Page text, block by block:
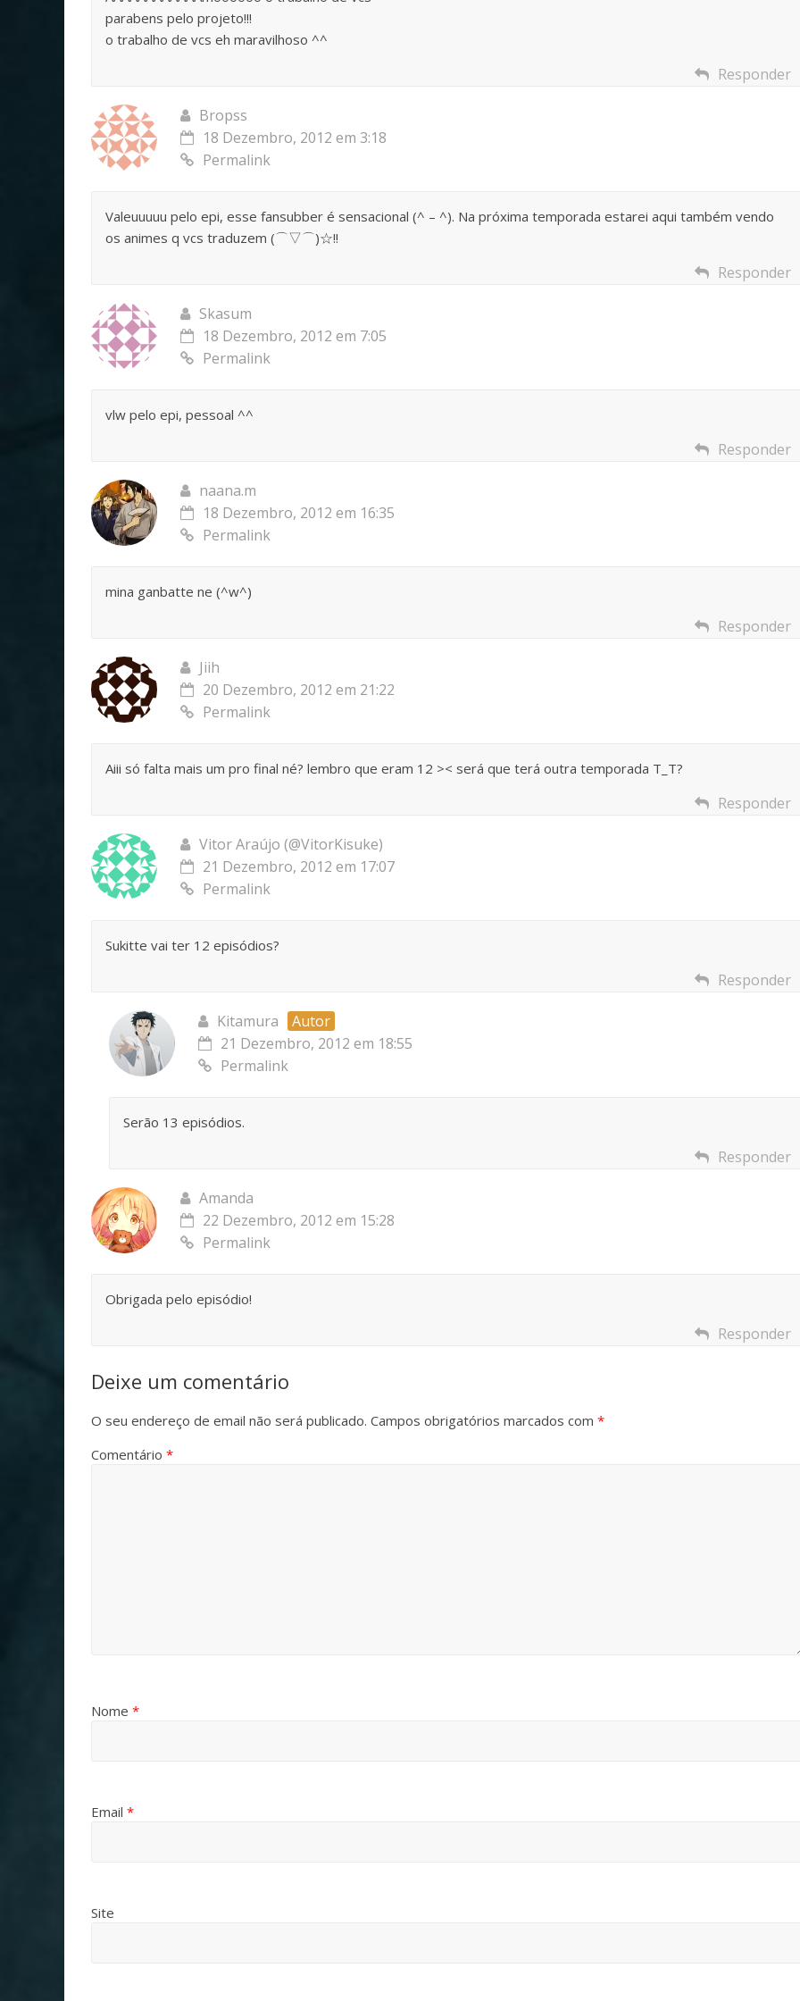
parabens pelo projeto!!!
o trabalho de vcs eh maravilhoso ^^
Responder
Bropss
18 Dezembro, 2012 em 3:18
Permalink
Valeuuuuu pelo epi, esse fansubber é sensacional (^ – ^). Na próxima temporada estarei aqui também vendo
os animes q vcs traduzem (⌒▽⌒)☆!!
Responder
Skasum
18 Dezembro, 2012 em 7:05
Permalink
vlw pelo epi, pessoal ^^
Responder
naana.m
18 Dezembro, 2012 em 16:35
Permalink
mina ganbatte ne (^w^)
Responder
Jiih
20 Dezembro, 2012 em 21:22
Permalink
Aiii só falta mais um pro final né? lembro que eram 12 >< será que terá outra temporada T_T?
Responder
Vitor Araújo (@VitorKisuke)
21 Dezembro, 2012 em 17:07
Permalink
Sukitte vai ter 12 episódios?
Responder
Kitamura
Autor
21 Dezembro, 2012 em 18:55
Permalink
Serão 13 episódios.
Responder
Amanda
22 Dezembro, 2012 em 15:28
Permalink
Obrigada pelo episódio!
Responder
Deixe um comentário
O seu endereço de email não será publicado. Campos obrigatórios marcados com *
Comentário *
Nome *
Email *
Site